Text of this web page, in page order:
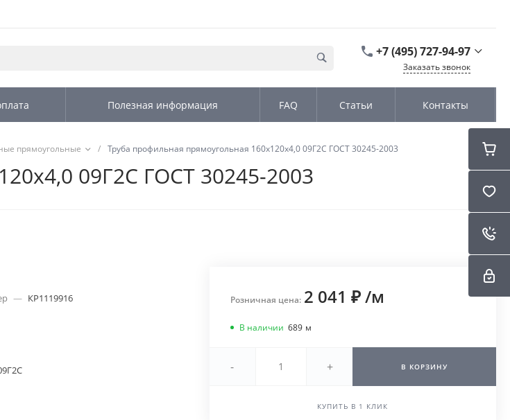
+7 (495) 727-94-97
Пн-Чт: 9:00-18:00 Пт
Заказать звонок
Полезная информация FAQ Статьи Контакты
прямоугольные / Труба профильная прямоугольная 160х120х4,0 09Г2С ГОСТ 30245-2003
09Г2С ГОСТ 30245-2003
— КР1119916
Розничная цена: 2 041 ₽/м
В наличии 689 м
- + В КОРЗИНУ
КУПИТЬ В 1 КЛИК